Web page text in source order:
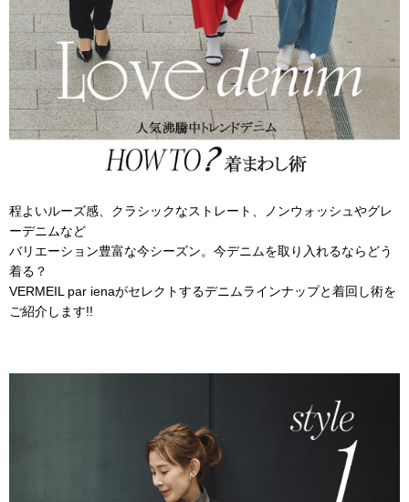
程よいルーズ感、クラシックなストレート、ノンウォッシュやグレ
ーデニムなど
バリエーション豊富な今シーズン。今デニムを取り入れるならどう
着る？
VERMEIL par ienaがセレクトするデニムラインナップと着回し術を
ご紹介します!!